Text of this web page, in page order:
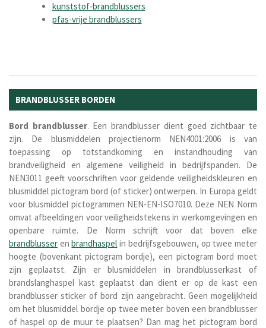
kunststof-brandblussers
pfas-vrije brandblussers
BRANDBLUSSER BORDEN
Bord brandblusser. Een brandblusser dient goed zichtbaar te
zijn. De blusmiddelen projectienorm NEN4001:2006 is van
toepassing op totstandkoming en instandhouding van
brandveiligheid en algemene veiligheid in bedrijfspanden. De
NEN3011 geeft voorschriften voor geldende veiligheidskleuren en
blusmiddel pictogram bord (of sticker) ontwerpen. In Europa geldt
voor blusmiddel pictogrammen NEN-EN-ISO7010. Deze NEN Norm
omvat afbeeldingen voor veiligheidstekens in werkomgevingen en
openbare ruimte. De Norm schrijft voor dat boven elke
brandblusser enbrandhaspel in bedrijfsgebouwen, op twee meter
hoogte (bovenkant pictogram bordje), een pictogram bord moet
zijn geplaatst. Zijn er blusmiddelen in brandblusserkast of
brandslanghaspel kast geplaatst dan dient er op de kast een
brandblusser sticker of bord zijn aangebracht. Geen mogelijkheid
om het blusmiddel bordje op twee meter boven een brandblusser
of haspel op de muur te plaatsen? Dan mag het pictogram bord